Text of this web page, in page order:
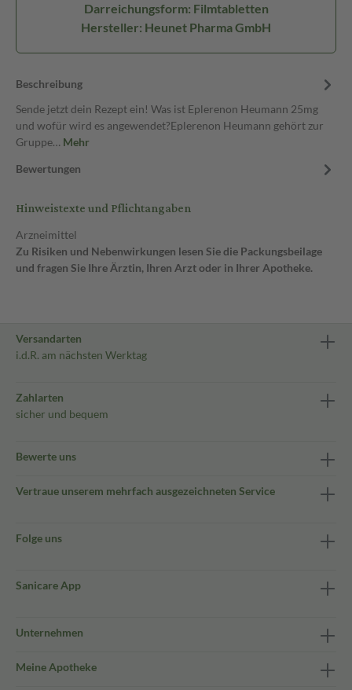
Darreichungsform: Filmtabletten
Hersteller: Heunet Pharma GmbH
Beschreibung
Sende jetzt dein Rezept ein! Was ist Eplerenon Heumann 25mg
und wofür wird es angewendet?Eplerenon Heumann gehört zur
Gruppe… Mehr
Bewertungen
Hinweistexte und Pflichtangaben
Arzneimittel
Zu Risiken und Nebenwirkungen lesen Sie die Packungsbeilage
und fragen Sie Ihre Ärztin, Ihren Arzt oder in Ihrer Apotheke.
Versandarten
i.d.R. am nächsten Werktag
Zahlarten
sicher und bequem
Bewerte uns
Vertraue unserem mehrfach ausgezeichneten Service
Folge uns
Sanicare App
Unternehmen
Meine Apotheke